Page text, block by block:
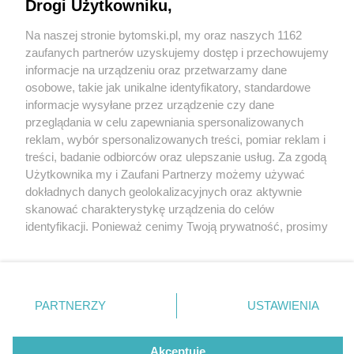
romantycznie
3 / 10
Ozdoby walentynkowe na
Górze Miłości
Wydawca mediów lokalnych
Nie zapomnij
zapoznać się z:
polityką prywatności regulamin korzystania z portali
Twojemiasto
Piekary Śląskie
Chorzów
Tarnowskie Góry
Gliwice
Skontakuj sięz nami
Kontakt
Wydawca
Pogoda
Drogi Użytkowniku,
Na naszej stronie bytomski.pl, my oraz naszych 1162
zaufanych partnerów uzyskujemy dostęp i przechowujemy
informacje na urządzeniu oraz przetwarzamy dane
osobowe, takie jak unikalne identyfikatory, standardowe
informacje wysyłane przez urządzenie czy dane
przeglądania w celu zapewniania spersonalizowanych
reklam, wybór spersonalizowanych treści, pomiar reklam i
treści, badanie odbiorców oraz ulepszanie usług. Za zgodą
Użytkownika my i Zaufani Partnerzy możemy używać
dokładnych danych geolokalizacyjnych oraz aktywnie
skanować charakterystykę urządzenia do celów
identyfikacji. Ponieważ cenimy Twoją prywatność, prosimy
prywatności znajdujący się w lewym dolnym rogu strony
. Niektóre rodzaje przetwarzania danych nie wymagają
zgody użytkownika, ale masz prawo sprzeciwić się
takiemu przetwarzaniu. Preferencje będą miały
PARTNERZY USTAWIENIA
Akceptuję